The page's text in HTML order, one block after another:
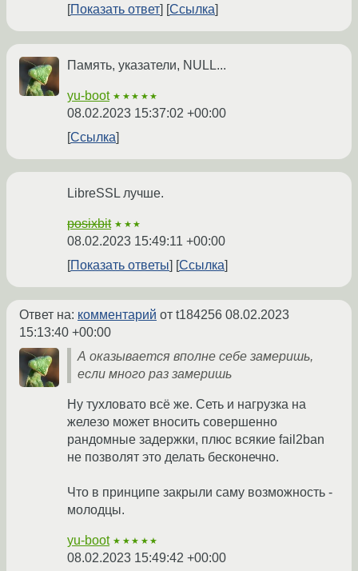
Показать ответ
Ссылка
Память, указатели, NULL...
yu-boot ★★★★★
08.02.2023 15:37:02 +00:00
Ссылка
LibreSSL лучше.
posixbit ★★★
08.02.2023 15:49:11 +00:00
Показать ответы
Ссылка
Ответ на: комментарий от t184256 08.02.2023
15:13:40 +00:00
А оказывается вполне себе замеришь,
если много раз замеришь
Ну тухловато всё же. Сеть и нагрузка на
железо может вносить совершенно
рандомные задержки, плюс всякие fail2ban
не позволят это делать бесконечно.
Что в принципе закрыли саму возможность -
молодцы.
yu-boot ★★★★★
08.02.2023 15:49:42 +00:00